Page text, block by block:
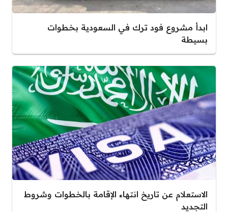
ابدأ مشروع فود ترك في السعودية بخطوات
بسيطة
الاستعلام عن تاريخ انتهاء الإقامة بالخطوات وشروط
التجديد